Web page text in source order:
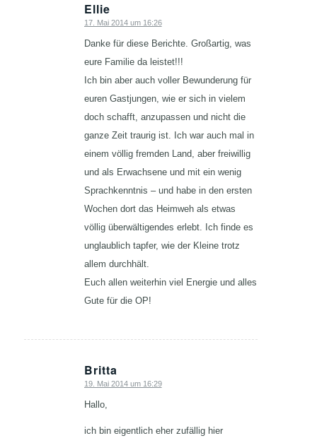
Ellie
sagte:
17. Mai 2014 um 16:26
Danke für diese Berichte. Großartig, was
eure Familie da leistet!!!
Ich bin aber auch voller Bewunderung für
euren Gastjungen, wie er sich in vielem
doch schafft, anzupassen und nicht die
ganze Zeit traurig ist. Ich war auch mal in
einem völlig fremden Land, aber freiwillig
und als Erwachsene und mit ein wenig
Sprachkenntnis – und habe in den ersten
Wochen dort das Heimweh als etwas
völlig überwältigendes erlebt. Ich finde es
unglaublich tapfer, wie der Kleine trotz
allem durchhält.
Euch allen weiterhin viel Energie und alles
Gute für die OP!
Britta
sagte:
19. Mai 2014 um 16:29
Hallo,
ich bin eigentlich eher zufällig hier